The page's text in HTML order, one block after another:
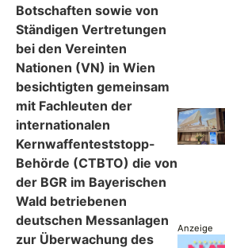
Botschaften sowie von
Ständigen Vertretungen
bei den Vereinten
Nationen (VN) in Wien
besichtigten gemeinsam
mit Fachleuten der
internationalen
Kernwaffenteststopp-
Behörde (CTBTO) die von
der BGR im Bayerischen
Wald betriebenen
deutschen Messanlagen
zur Überwachung des
Anzeige